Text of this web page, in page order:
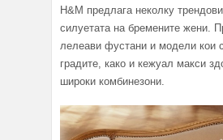
H&M предлага неколку
силуетата на бремените жени.
лелеави фустани и модели кои
градите, како и кежуал макси
широки комбинезони.